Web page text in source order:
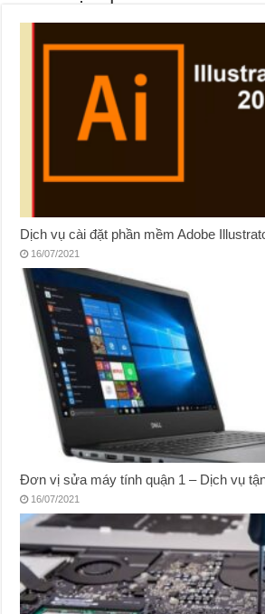
Dịch vụ cài đặt phần mềm Adobe
16/07/2021
Đơn vị sửa máy tính quận 1 – Dịch vụ
16/07/2021